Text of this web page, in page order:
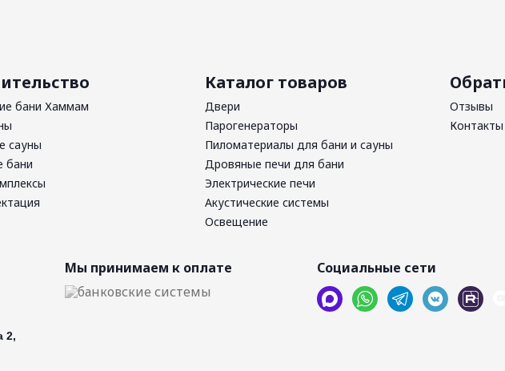
бани Хаммам
сауны
бани
Каталог товаров
Двери
Парогенераторы
Пиломатериалы для бани и сауны
Дровяные печи для бани
Электрические печи
Акустические системы
Освещение
Отзывы
Контакты
2,
Мы принимаем к оплате Социальные сети